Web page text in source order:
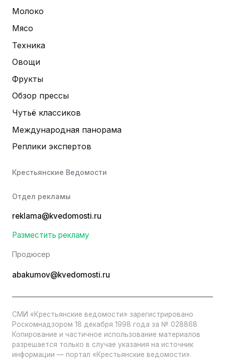
Молоко
Мясо
Техника
Овощи
Фрукты
Обзор прессы
Чутьё классиков
Международная панорама
Реплики экспертов
Крестьянские Ведомости
Отдел рекламы
reklama@kvedomosti.ru
Разместить рекламу
Продюсер
abakumov@kvedomosti.ru
СМИ «Крестьянские ведомости» зарегистрировано
Роскомнадзором 18 декабря 1998 года за № 028868
Копирование и частичное использование материалов
разрешается только в случае указания на источник
информации — портал «Крестьянские ведомости».